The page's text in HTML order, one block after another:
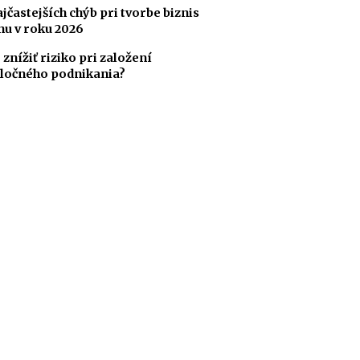
chýb pri tvorbe biznis
v roku 2026
znížiť riziko pri založení
podnikania?